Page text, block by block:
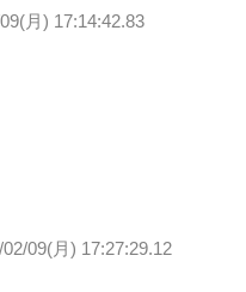
月) 17:14:42.83
02/09(月) 17:27:29.12